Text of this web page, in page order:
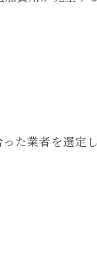
た業者を選定し